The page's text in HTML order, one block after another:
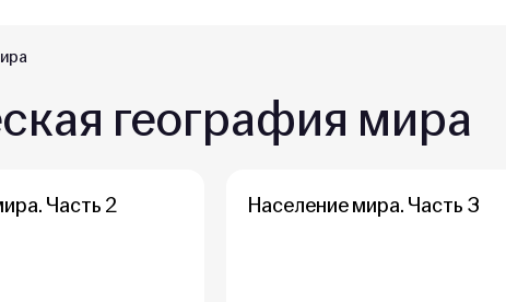
география мира
Часть 2 Население мира. Часть 3